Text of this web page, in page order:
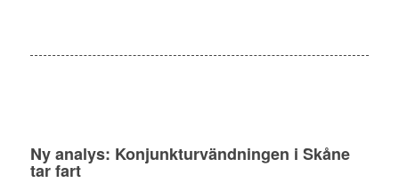
Ny analys: Konjunkturvändningen i Skåne
tar fart